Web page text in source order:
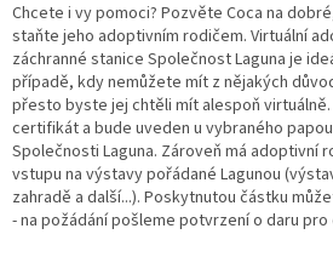
Chcete i vy pomoci? Pozvěte Coca na
staňte jeho adoptivním rodičem. Virtuální
záchranné stanice Společnost Laguna je
případě, kdy nemůžete mít z nějakých
přesto byste jej chtěli mít alespoň
certifikát a bude uveden u vybraného
Společnosti Laguna. Zároveň má adoptivní
vstupu na výstavy pořádané Lagunou
zahradě a další...). Poskytnutou částku
- na požádání pošleme potvrzení o daru pro